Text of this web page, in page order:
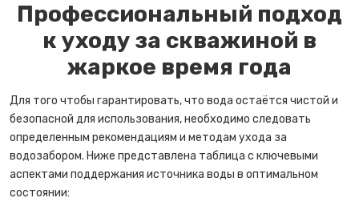
Профессиональный подход
к уходу за скважиной в
жаркое время года
Для того чтобы гарантировать, что вода остаётся чистой и
безопасной для использования, необходимо следовать
определенным рекомендациям и методам ухода за
водозабором. Ниже представлена таблица с ключевыми
аспектами поддержания источника воды в оптимальном
состоянии: